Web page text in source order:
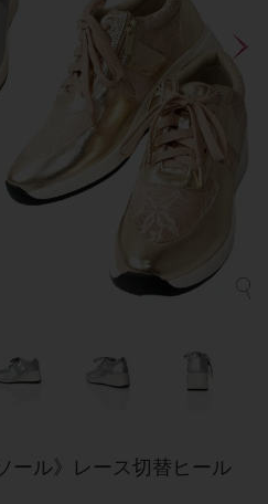
ール》レース切替ヒール